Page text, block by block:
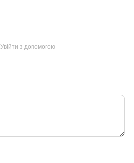
Увійти з допомогою